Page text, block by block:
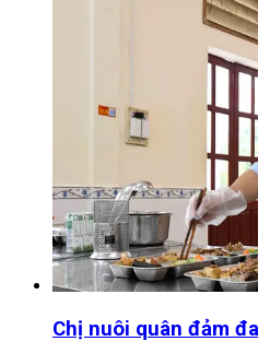
Chị nuôi quân đảm